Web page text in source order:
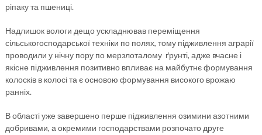
ріпаку та пшениці.
Надлишок вологи дещо ускладнював переміщення
сільськогосподарської техніки по полях, тому підживлення аграрії
проводили у нічну пору по мерзлоталому ґрунті, адже вчасне і
якісне підживлення позитивно впливає на майбутнє формування
колосків в колосі та є основою формування високого врожаю
ранніх.
В області уже завершено перше підживлення озимини азотними
добривами, а окремими господарствами розпочато друге